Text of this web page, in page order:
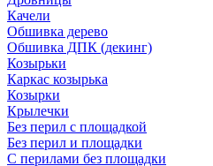
Качели
Обшивка дерево
Обшивка ДПК (декинг)
Козырьки
Каркас козырька
Козырки
Крылечки
Без перил с площадкой
Без перил и площадки
С перилами без площадки